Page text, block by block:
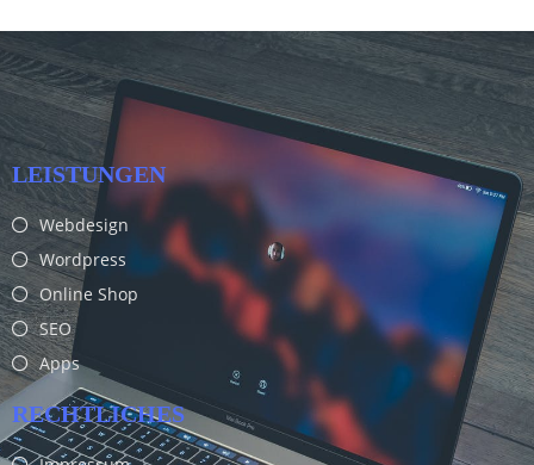
LEISTUNGEN
Webdesign
Wordpress
Online Shop
SEO
Apps
RECHTLICHES